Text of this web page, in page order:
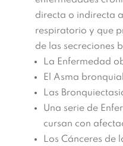
directa o indirecta
respiratorio y que
de las secreciones
La Enfermedad
El Asma
Las
Una serie de
cursan con
Los Cánceres de